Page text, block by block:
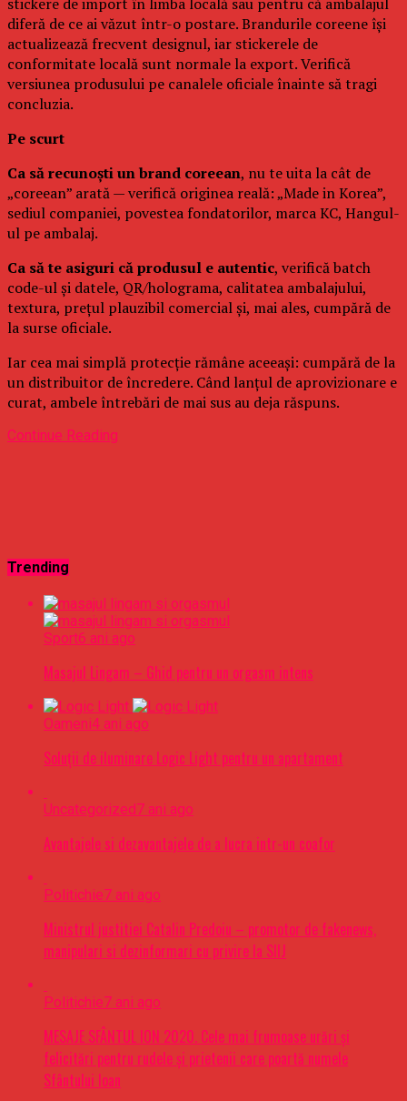
diferă de ce ai văzut într-o postare. Brandurile coreene își
actualizează frecvent designul, iar stickerele de
conformitate locală sunt normale la export. Verifică
versiunea produsului pe canalele oficiale înainte să tragi
concluzia.
Pe scurt
Ca să recunoști un brand coreean, nu te uita la cât de
„coreean” arată — verifică originea reală: „Made in Korea”,
sediul companiei, povestea fondatorilor, marca KC, Hangul-
ul pe ambalaj.
Ca să te asiguri că produsul e autentic, verifică batch
code-ul și datele, QR/holograma, calitatea ambalajului,
textura, prețul plauzibil comercial și, mai ales, cumpără de
la surse oficiale.
Iar cea mai simplă protecție rămâne aceeași: cumpără de la
un distribuitor de încredere. Când lanțul de aprovizionare e
curat, ambele întrebări de mai sus au deja răspuns.
Continue Reading
Trending
Sport6 ani ago
Masajul Lingam – Ghid pentru un orgasm intens
Oameni4 ani ago
Soluții de iluminare Logic Light pentru un apartament
Uncategorized7 ani ago
Avantajele si dezavantajele de a lucra intr-un coafor
Politichie7 ani ago
Ministrul justitiei Catalin Predoiu – promotor de fakenews,
manipulari si dezinformari cu privire la SIIJ
Politichie7 ani ago
MESAJE SFÂNTUL ION 2020. Cele mai frumoase urări şi
felicitări pentru rudele şi prietenii care poartă numele
Sfântului Ioan